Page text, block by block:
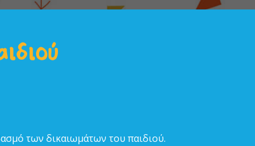
των δικαιωµάτων του παιδιού.